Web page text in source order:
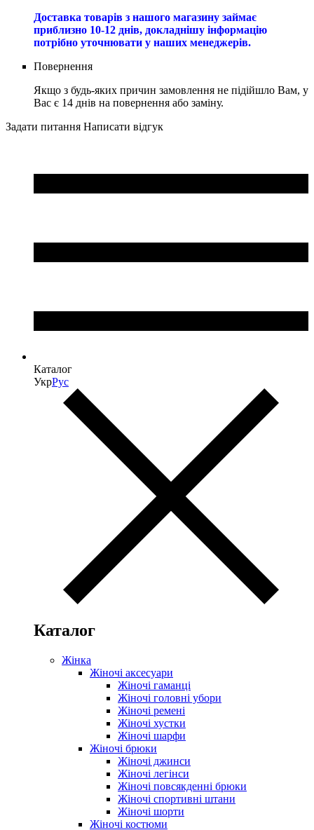
Доставка товарів з нашого магазину займає
приблизно 10-12 днів, докладнішу інформацію
потрібно уточнювати у наших менеджерів.
Повернення
Якщо з будь-яких причин замовлення не підійшло Вам, у
Вас є 14 днів на повернення або заміну.
Задати питання Написати відгук
Каталог
УкрРус
Каталог
Жінка
Жіночі аксесуари
Жіночі гаманці
Жіночі головні убори
Жіночі ремені
Жіночі хустки
Жіночі шарфи
Жіночі брюки
Жіночі джинси
Жіночі легінси
Жіночі повсякденні брюки
Жіночі спортивні штани
Жіночі шорти
Жіночі костюми